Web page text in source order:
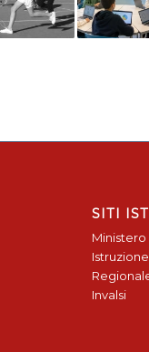
SITI
Istruzione
Invalsi